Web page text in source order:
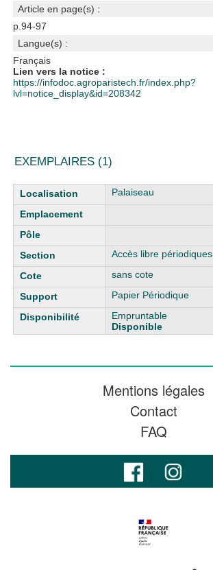
Article en page(s) :
p.94-97
Langue(s) :
Français
Lien vers la notice :
https://infodoc.agroparistech.fr/index.php?
lvl=notice_display&id=208342
EXEMPLAIRES (1)
Liste des exemplaires Palaiseau
Accès libre périodiques
sans cote
Papier Périodique
Empruntable
Disponible
Mentions légales
Contact
FAQ